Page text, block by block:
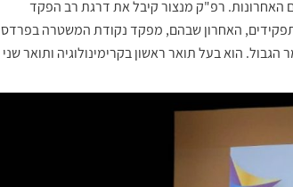
האחרונות. רפ"ק מנצור קיבל את דרגת רב הפקד
מאז 1993 וביצע מגוון רחב של תפקידים, האחרון שבהם, מפקד נקודת המשטרה בפרדס
של משמר הגבול. הוא בעל תואר ראשון בקרימינולוגיה ותואר שני